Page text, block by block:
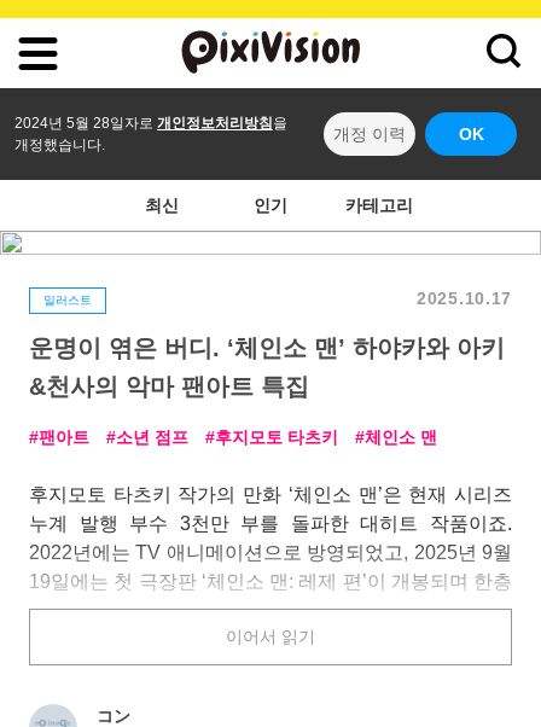
2024년 5월 28일자로 개인정보처리방침 을
개정했습니다.
개정 이력 OK
최신 인기 카테고리
일러스트 2025.10.17
운명이 엮은 버디. ‘체인소 맨’ 하야카와 아키
&천사의 악마 팬아트 특집
팬아트 소년 점프 후지모토 타츠키 체인소 맨
후지모토 타츠키 작가의 만화 ‘체인소 맨’은 현재 시리즈
누계 발행 부수 3천만 부를 돌파한 대히트 작품이죠.
2022년에는 TV 애니메이션으로 방영되었고, 2025년 9월
19일에는 첫 극장판 ‘체인소 맨: 레제 편’이 개봉되며 한층
더 큰 주목을 받고 있습니다.
이야기의 주인공은, 체인소의 악마의 힘을 손에 넣고 ‘체
이어서 읽기
コン